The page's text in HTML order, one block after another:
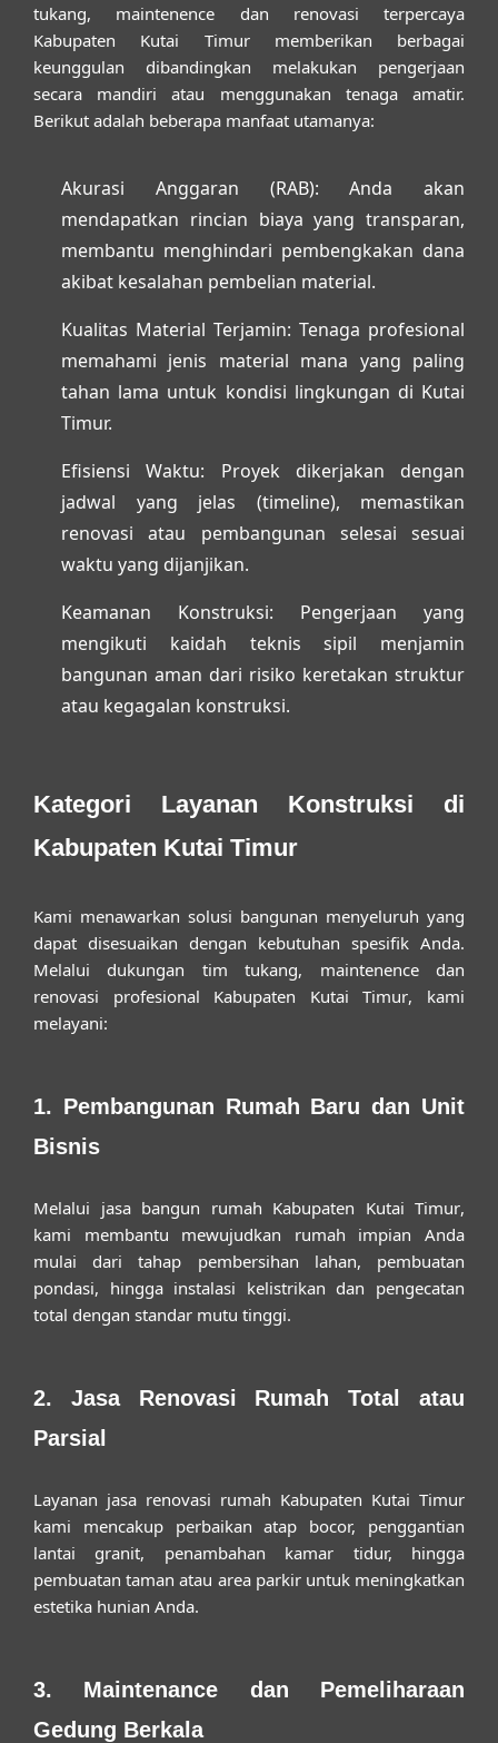
tukang, maintenence dan renovasi terpercaya
Kabupaten Kutai Timurmemberikan berbagai
keunggulan dibandingkan melakukan pengerjaan
secara mandiri atau menggunakan tenaga amatir.
Berikut adalah beberapa manfaat utamanya:
Akurasi Anggaran (RAB): Anda akan
mendapatkan rincian biaya yang transparan,
membantu menghindari pembengkakan dana
akibat kesalahan pembelian material.
Kualitas Material Terjamin: Tenaga profesional
memahami jenis material mana yang paling
tahan lama untuk kondisi lingkungan di Kutai
Timur.
Efisiensi Waktu: Proyek dikerjakan dengan
jadwal yang jelas (timeline), memastikan
renovasi atau pembangunan selesai sesuai
waktu yang dijanjikan.
Keamanan Konstruksi: Pengerjaan yang
mengikuti kaidah teknis sipil menjamin
bangunan aman dari risiko keretakan struktur
atau kegagalan konstruksi.
Kategori Layanan Konstruksi di
Kabupaten Kutai Timur
Kami menawarkan solusi bangunan menyeluruh yang
dapat disesuaikan dengan kebutuhan spesifik Anda.
Melalui dukungan timtukang, maintenence dan
renovasi profesional Kabupaten Kutai Timur, kami
melayani:
1. Pembangunan Rumah Baru dan Unit
Bisnis
Melalui jasa bangun rumah Kabupaten Kutai Timur,
kami membantu mewujudkan rumah impian Anda
mulai dari tahap pembersihan lahan, pembuatan
pondasi, hingga instalasi kelistrikan dan pengecatan
total dengan standar mutu tinggi.
2. Jasa Renovasi Rumah Total atau
Parsial
Layanan jasa renovasi rumah Kabupaten Kutai Timur
kami mencakup perbaikan atap bocor, penggantian
lantai granit, penambahan kamar tidur, hingga
pembuatan taman atau area parkir untuk meningkatkan
estetika hunian Anda.
3. Maintenance dan Pemeliharaan
Gedung Berkala